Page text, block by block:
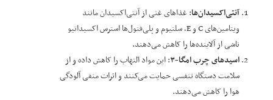
آنتی‌اکسیدان‌ها: غذاهای غنی از آنتی‌اکسیدان مانند
ویتامین‌های C و E، سلنیوم و پلی‌فنول‌ها استرس اکسیداتیو
ناشی از آلاینده‌ها را کاهش می‌دهند.
اسیدهای چرب امگا-۳ : این مواد التهاب را کاهش داده و از
سلامت دستگاه تنفسی حمایت می‌کنند و اثرات منفی آلودگی
هوا را کاهش می‌دهند.